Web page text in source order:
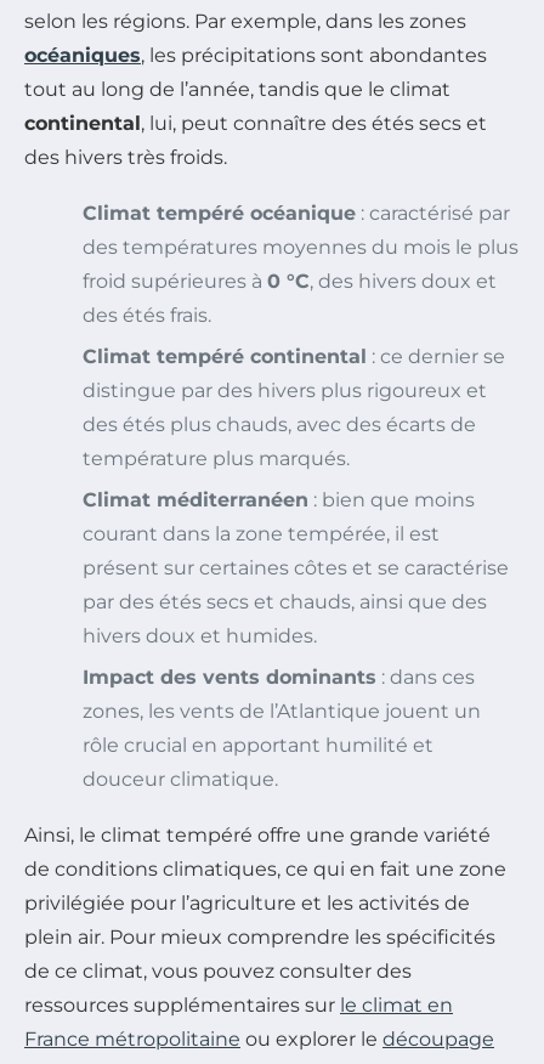
selon les régions. Par exemple, dans les zones
océaniques, les précipitations sont abondantes
tout au long de l’année, tandis que le climat
continental, lui, peut connaître des étés secs et
des hivers très froids.
Climat tempéré océanique : caractérisé par
des températures moyennes du mois le plus
froid supérieures à 0 °C, des hivers doux et
des étés frais.
Climat tempéré continental : ce dernier se
distingue par des hivers plus rigoureux et
des étés plus chauds, avec des écarts de
température plus marqués.
Climat méditerranéen : bien que moins
courant dans la zone tempérée, il est
présent sur certaines côtes et se caractérise
par des étés secs et chauds, ainsi que des
hivers doux et humides.
Impact des vents dominants : dans ces
zones, les vents de l’Atlantique jouent un
rôle crucial en apportant humilité et
douceur climatique.
Ainsi, le climat tempéré offre une grande variété
de conditions climatiques, ce qui en fait une zone
privilégiée pour l’agriculture et les activités de
plein air. Pour mieux comprendre les spécificités
de ce climat, vous pouvez consulter des
ressources supplémentaires sur le climat en
France métropolitaine ou explorer le découpage